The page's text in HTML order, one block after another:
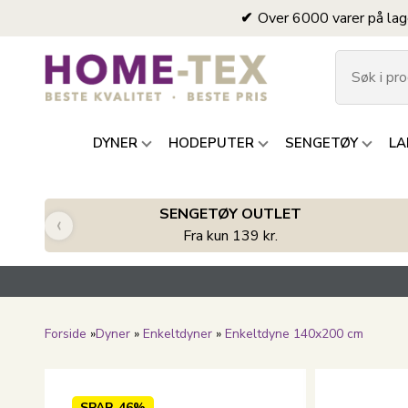
Over 6000 varer på
DYNER HODEPUTER SENGETØY
SENGETØY OUTLET
Fra kun 139 kr.
‹
Forside »Dyner» Enkeltdyner» Enkeltdyne 140x200 cm